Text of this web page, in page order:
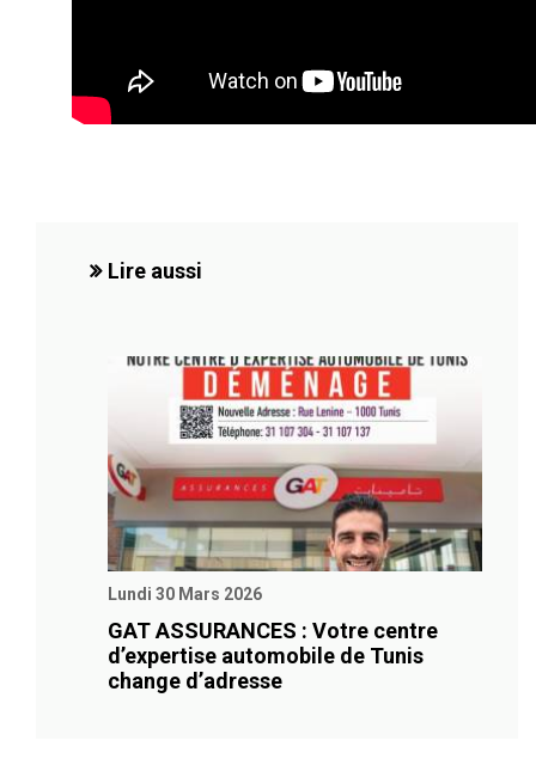
Lire aussi
Lundi 30 Mars 2026
GAT ASSURANCES : Votre centre
d’expertise automobile de Tunis
change d’adresse